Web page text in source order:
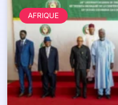
AFRIQUE